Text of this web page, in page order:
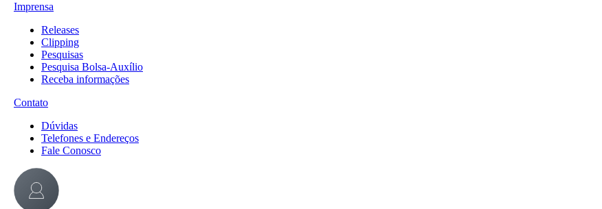
Imprensa
Releases
Clipping
Pesquisas
Pesquisa Bolsa-Auxílio
Receba informações
Contato
Dúvidas
Telefones e Endereços
Fale Conosco